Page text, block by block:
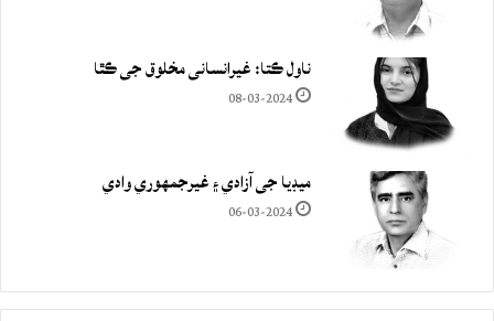
ناول ڪتا: غيرانساني مخلوق جي ڪٿا
08-03-2024
ميڊيا جي آزادي ۽ غيرجمھوري وادي
06-03-2024